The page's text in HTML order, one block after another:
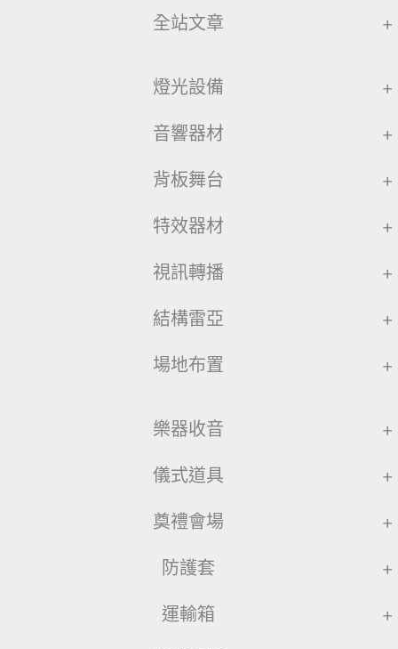
全站文章 +
燈光設備 +
音響器材 +
背板舞台 +
特效器材 +
視訊轉播 +
結構雷亞 +
場地布置 +
樂器收音 +
儀式道具 +
奠禮會場 +
防護套 +
運輸箱 +